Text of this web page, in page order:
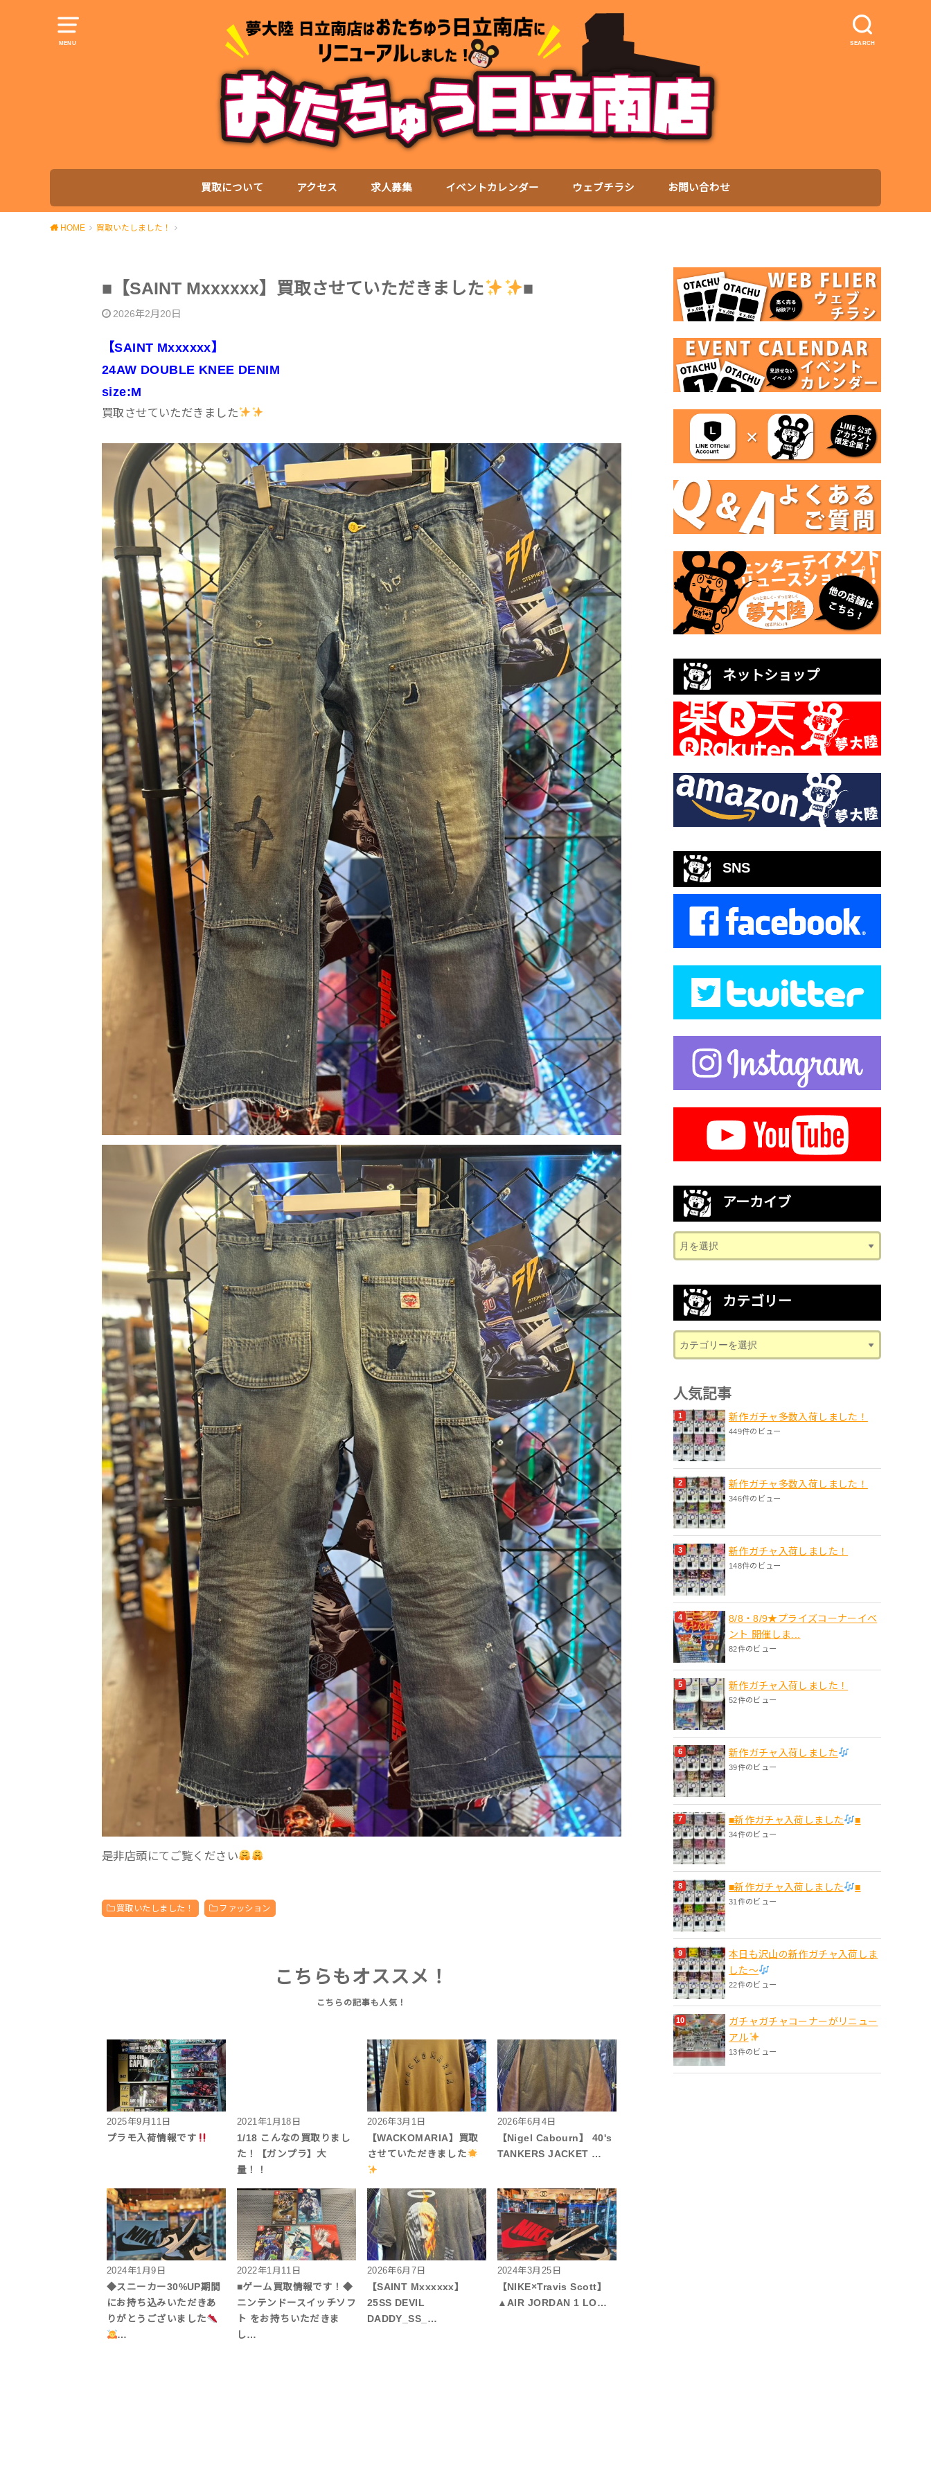
MENU SEARCH
買取について アクセス 求人募集 イベントカレンダー ウェブチラシ お問い合わせ
HOME 買取いたしました！
■【SAINT Mxxxxxx】買取させていただきました ■
2026年2月20日
【SAINT Mxxxxxx】
24AW DOUBLE KNEE DENIM
size:M
買取させていただきました
是非店頭にてご覧ください
買取いたしました！ ファッション
こちらもオススメ！
2025年9月11日
プラモ入荷情報です
2021年1月18日
1/18 こんなの買取りまし
た！【ガンプラ】大
量！！
2026年3月1日
【WACKOMARIA】買取
させていただきました
2026年6月4日
【Nigel Cabourn】 40's
TANKERS JACKET …
2024年1月9日
◆スニーカー30%UP期間
にお持ち込みいただきあ
りがとうございました
…
2022年1月11日
■ゲーム買取情報です！◆
ニンテンドースイッチソフ
ト をお持ちいただきま
し…
2026年6月7日
【SAINT Mxxxxxx】
25SS DEVIL
DADDY_SS_…
2024年3月25日
【NIKE×Travis Scott】
▲AIR JORDAN 1 LO…
ネットショップ
SNS
アーカイブ
カテゴリー
人気記事
新作ガチャ多数入荷しました！
449件のビュー
新作ガチャ多数入荷しました！
346件のビュー
新作ガチャ入荷しました！
148件のビュー
8/8・8/9★プライズコーナーイベ
ント 開催しま...
82件のビュー
新作ガチャ入荷しました！
52件のビュー
新作ガチャ入荷しました
39件のビュー
■新作ガチャ入荷しました ■
34件のビュー
■新作ガチャ入荷しました ■
31件のビュー
本日も沢山の新作ガチャ入荷しま
した〜
22件のビュー
ガチャガチャコーナーがリニュー
アル
13件のビュー